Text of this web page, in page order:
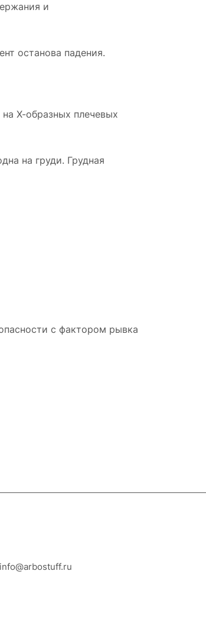
и
останова падения.
Х-образных плечевых
на груди. Грудная
с фактором рывка
info@arbostuff.ru